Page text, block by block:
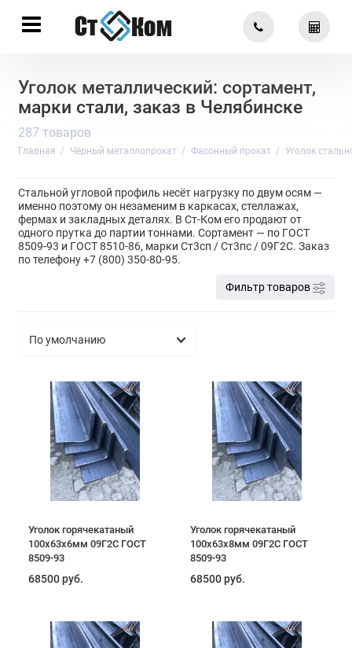
Уголок металлический: сортамент,
марки стали, заказ в Челябинске
287 товаров
Главная Чёрный металлопрокат Фасонный прокат Уголок
Стальной угловой профиль несёт нагрузку по двум осям —
именно поэтому он незаменим в каркасах, стеллажах,
фермах и закладных деталях. В Ст-Ком его продают от
одного прутка до партии тоннами. Сортамент — по ГОСТ
8509-93 и ГОСТ 8510-86, марки Ст3сп / Ст3пс / 09Г2С. Заказ
по телефону +7 (800) 350-80-95.
Фильтр товаров
Уголок горячекатаный
100х63х6мм 09Г2С ГОСТ
8509-93
68500 руб.
Уголок горячекатаный
100х63х8мм 09Г2С ГОСТ
8509-93
68500 руб.